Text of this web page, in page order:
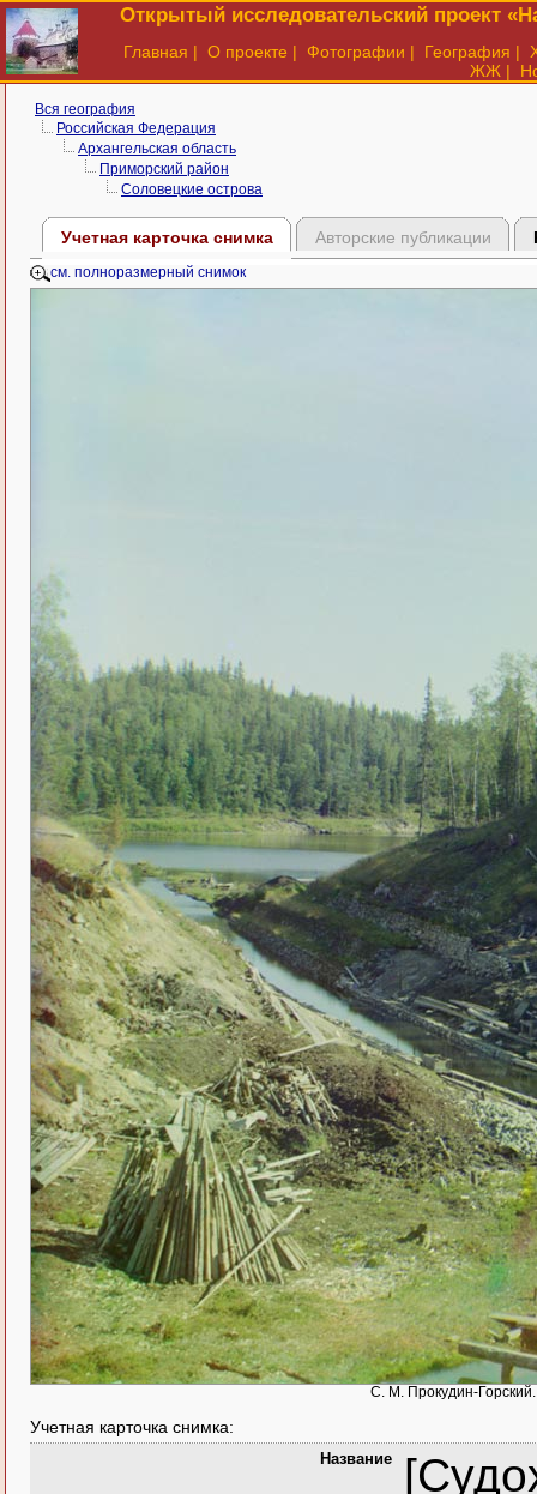
Открытый исследовательский проект
Главная | О проекте | Фотографии | География |
ЖЖ |
Вся география
Российская Федерация
Архангельская область
Приморский район
Соловецкие острова
Учетная карточка снимка Авторские публикации
см. полноразмерный снимок
С. М. Прокудин-
Учетная карточка снимка:
Название